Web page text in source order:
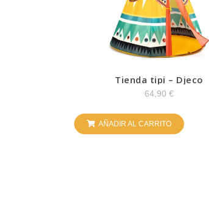
Tienda tipi – Djeco
64,90€
AÑADIR AL CARRITO